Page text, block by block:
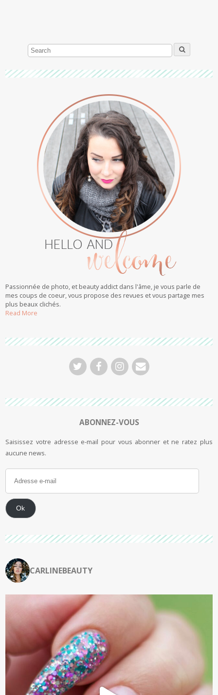
Passionnée de photo, et beauty addict dans l'âme, je vous parle de
mes coups de coeur, vous propose des revues et vous partage mes
plus beaux clichés.
Read More
ABONNEZ-VOUS
Saisissez votre adresse e-mail pour vous abonner et ne ratez plus
aucune news.
Ok
CARLINEBEAUTY